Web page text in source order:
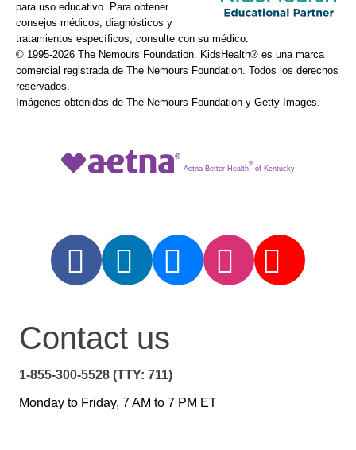
para uso educativo. Para obtener
consejos médicos, diagnósticos y
tratamientos específicos, consulte con su médico.
© 1995-2026 The Nemours Foundation. KidsHealth® es una marca
comercial registrada de The Nemours Foundation. Todos los derechos
reservados.
Imágenes obtenidas de The Nemours Foundation y Getty Images.
Aetna Better Health
®
of Kentucky
Contact us
1-855-300-5528 (TTY: 711)
Monday to Friday, 7 AM to 7 PM ET